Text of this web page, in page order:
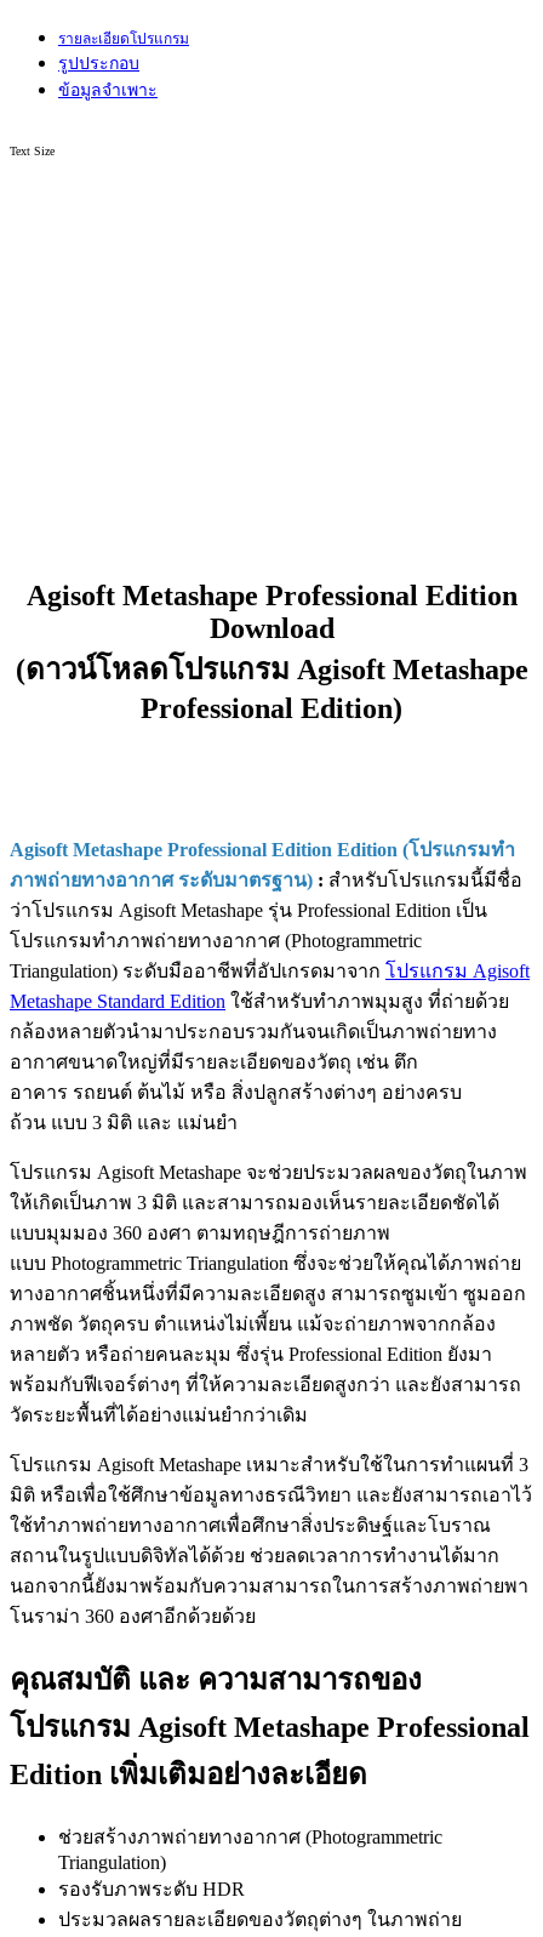
รายละเอียดโปรแกรม
รูปประกอบ
ข้อมูลจำเพาะ
Text Size
Agisoft Metashape Professional Edition
Download
(ดาวน์โหลดโปรแกรม Agisoft Metashape
Professional Edition)
Agisoft Metashape Professional Edition Edition (โปรแกรมทำ
ภาพถ่ายทางอากาศ ระดับมาตรฐาน) : สำหรับโปรแกรมนี้มีชื่อ
ว่าโปรแกรม Agisoft Metashape รุ่น Professional Edition เป็น
โปรแกรมทำภาพถ่ายทางอากาศ (Photogrammetric
Triangulation) ระดับมืออาชีพที่อัปเกรดมาจาก โปรแกรม Agisoft
Metashape Standard Edition ใช้สำหรับทำภาพมุมสูง ที่ถ่ายด้วย
กล้องหลายตัวนำมาประกอบรวมกันจนเกิดเป็นภาพถ่ายทาง
อากาศขนาดใหญ่ที่มีรายละเอียดของวัตถุ เช่น ตึก
อาคาร รถยนต์ ต้นไม้ หรือ สิ่งปลูกสร้างต่างๆ อย่างครบ
ถ้วน แบบ 3 มิติ และ แม่นยำ
โปรแกรม Agisoft Metashape จะช่วยประมวลผลของวัตถุในภาพ
ให้เกิดเป็นภาพ 3 มิติ และสามารถมองเห็นรายละเอียดชัดได้
แบบมุมมอง 360 องศา ตามทฤษฎีการถ่ายภาพ
แบบ Photogrammetric Triangulation ซึ่งจะช่วยให้คุณได้ภาพถ่าย
ทางอากาศชิ้นหนึ่งที่มีความละเอียดสูง สามารถซูมเข้า ซูมออก
ภาพชัด วัตถุครบ ตำแหน่งไม่เพี้ยน แม้จะถ่ายภาพจากกล้อง
หลายตัว หรือถ่ายคนละมุม ซึ่งรุ่น Professional Edition ยังมา
พร้อมกับฟีเจอร์ต่างๆ ที่ให้ความละเอียดสูงกว่า และยังสามารถ
วัดระยะพื้นที่ได้อย่างแม่นยำกว่าเดิม
โปรแกรม Agisoft Metashape เหมาะสำหรับใช้ในการทำแผนที่ 3
มิติ หรือเพื่อใช้ศึกษาข้อมูลทางธรณีวิทยา และยังสามารถเอาไว้
ใช้ทำภาพถ่ายทางอากาศเพื่อศึกษาสิ่งประดิษฐ์และโบราณ
สถานในรูปแบบดิจิทัลได้ด้วย ช่วยลดเวลาการทำงานได้มาก
นอกจากนี้ยังมาพร้อมกับความสามารถในการสร้างภาพถ่ายพา
โนราม่า 360 องศาอีกด้วยด้วย
คุณสมบัติ และ ความสามารถของ
โปรแกรม Agisoft Metashape Professional
Edition เพิ่มเติมอย่างละเอียด
ช่วยสร้างภาพถ่ายทางอากาศ (Photogrammetric
Triangulation)
รองรับภาพระดับ HDR
ประมวลผลรายละเอียดของวัตถุต่างๆ ในภาพถ่าย